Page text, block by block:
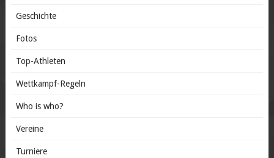
Geschichte
Fotos
Top-Athleten
Wettkampf-Regeln
Who is who?
Vereine
Turniere